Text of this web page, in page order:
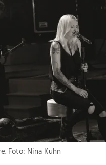
Foto: Nina Kuhn